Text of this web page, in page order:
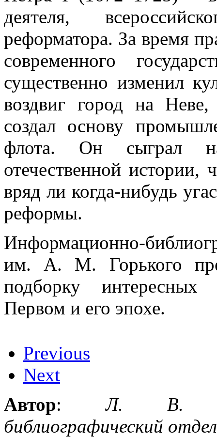
деятеля,
реформатора. За время
современного
существенно изменил
воздвиг город на Неве,
создал основу
флота. Он сыграл
отечественной истории,
вряд ли когда-нибудь
реформы.
Информационно-
им. А. М. Горького
подборку
Первом и его эпохе.
Previous
Next
Автор:Л. В.
библиографический отдел